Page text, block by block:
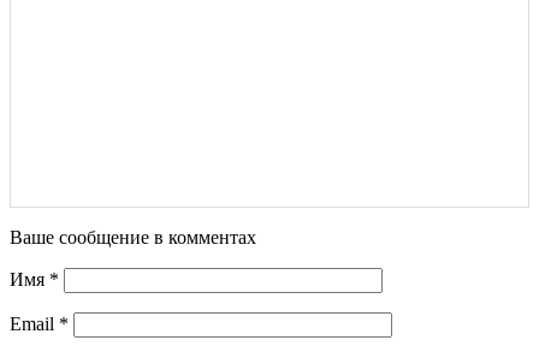
Ваше сообщение в комментах
Имя *
Email *